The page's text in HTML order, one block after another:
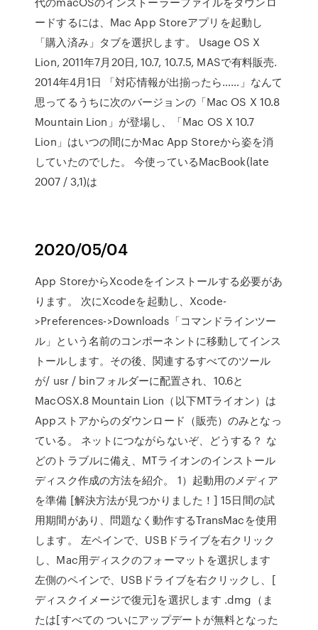
ードするには、Mac App Storeアプリを起動し
「購入済み」タブを選択します。 Usage OS X
Lion, 2011年7月20日, 10.7, 10.7.5, MASで有料販売.
2014年4月1日 「対応情報が出揃ったら……」なんて
思ってるうちに次のバージョンの「Mac OS X 10.8
Mountain Lion」が登場し、「Mac OS X 10.7
Lion」はいつの間にかMac App Storeから姿を消
していたのでした。 今使っているMacBook(late
2007 / 3,1)は
2020/05/04
App StoreからXcodeをインストールする必要があ
ります。 次にXcodeを起動し、Xcode-
>Preferences->Downloads「コマンドラインツー
ル」という名前のコンポーネントに移動してインス
トールします。その後、関連するすべてのツール
が/ usr / binフォルダーに配置され、10.6と
MacOSX.8 Mountain Lion（以下MTライオン）は
Appストアからのダウンロード（販売）のみとなっ
ている。 ネットにつながらないぞ、どうする？ な
どのトラブルに備え、MTライオンのインストール
ディスク作成の方法を紹介。 1）起動用のメディア
を準備 [解決方法が見つかりました！] 15日間の試
用期間があり、問題なく動作するTransMacを使用
します。 左ペインで、USBドライブを右クリック
し、Mac用ディスクのフォーマットを選択します
左側のペインで、USBドライブを右クリックし、[
ディスクイメージで復元]を選択します .dmg（ま
たは[すべての ついにアップデートが無料となった